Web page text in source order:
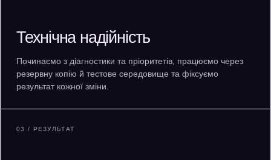
Технічна надійність
Починаємо з діагностики та пріоритетів, працюємо через
резервну копію й тестове середовище та фіксуємо
результат кожної зміни.
03 / РЕЗУЛЬТАТ